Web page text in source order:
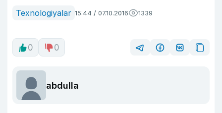
Texnologiyalar 15:44 / 07.10.2016 1339
0 0
abdulla